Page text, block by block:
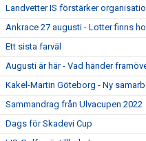
Landvetter IS förstärker
Ankrace 27 augusti - Lotter finns
Ett sista farväl
Augusti är här - Vad händer
Kakel-Martin Göteborg - Ny
Sammandrag från Ulvacupen 2022
Dags för Skadevi Cup